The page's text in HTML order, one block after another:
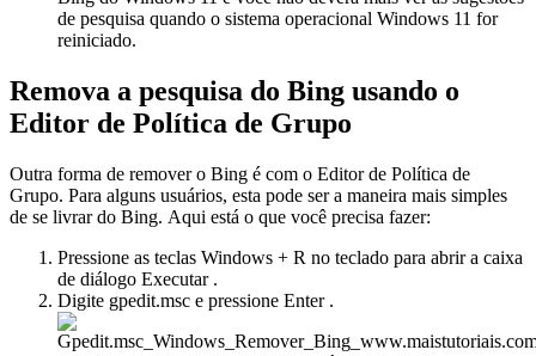
de pesquisa quando o sistema operacional Windows 11 for
reiniciado.
Remova a pesquisa do Bing usando o
Editor de Política de Grupo
Outra forma de remover o Bing é com o Editor de Política de
Grupo. Para alguns usuários, esta pode ser a maneira mais simples
de se livrar do Bing. Aqui está o que você precisa fazer:
Pressione as teclas Windows + R no teclado para abrir a caixa
de diálogo Executar .
Digite gpedit.msc e pressione Enter .